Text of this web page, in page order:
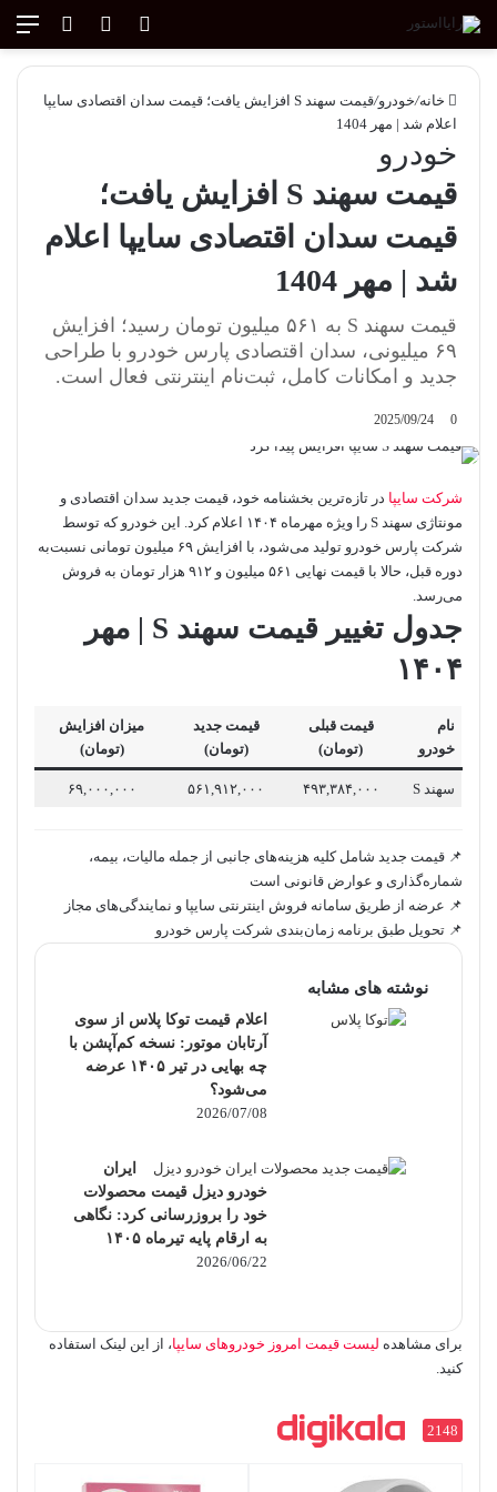
جستجو
تغییر پوسته ورود
خانه/خودرو/
قیمت سهند S افزایش یافت؛ قیمت سدان اقتصادی سایپا
اعلام شد | مهر 1404
خودرو
قیمت سهند S افزایش یافت؛
قیمت سدان اقتصادی سایپا اعلام
شد | مهر 1404
قیمت سهند S به ۵۶۱ میلیون تومان رسید؛ افزایش
۶۹ میلیونی، سدان اقتصادی پارس خودرو با طراحی
جدید و امکانات کامل، ثبت‌نام اینترنتی فعال است.
2025/09/24 0
شرکت سایپا در تازه‌ترین بخشنامه خود، قیمت جدید سدان اقتصادی و
مونتاژی سهند S را ویژه مهرماه ۱۴۰۴ اعلام کرد. این خودرو که توسط
شرکت پارس خودرو تولید می‌شود، با افزایش ۶۹ میلیون تومانی نسبت‌به
دوره قبل، حالا با قیمت نهایی ۵۶۱ میلیون و ۹۱۲ هزار تومان به فروش
می‌رسد.
جدول تغییر قیمت سهند S | مهر
۱۴۰۴
نام
خودرو
قیمت قبلی
(تومان)
قیمت جدید
(تومان)
میزان افزایش
(تومان)
سهند S ۴۹۳,۳۸۴,۰۰۰ ۵۶۱,۹۱۲,۰۰۰ ۶۹,۰۰۰,۰۰۰
📌 قیمت جدید شامل کلیه هزینه‌های جانبی از جمله مالیات، بیمه،
شماره‌گذاری و عوارض قانونی است
📌 عرضه از طریق سامانه فروش اینترنتی سایپا و نمایندگی‌های مجاز
📌 تحویل طبق برنامه زمان‌بندی شرکت پارس خودرو
نوشته های مشابه
اعلام قیمت توکا پلاس از سوی
آرتابان موتور: نسخه کم‌آپشن با
چه بهایی در تیر ۱۴۰۵ عرضه
می‌شود؟
2026/07/08
ایران
خودرو دیزل قیمت محصولات
خود را بروزرسانی کرد: نگاهی
به ارقام پایه تیرماه ۱۴۰۵
2026/06/22
برای مشاهده لیست قیمت امروز خودروهای سایپا، از این لینک استفاده
کنید.
2148